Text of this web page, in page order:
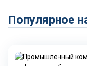
Популярное